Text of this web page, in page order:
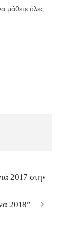
μάθετε όλες
2017 στην
2018”